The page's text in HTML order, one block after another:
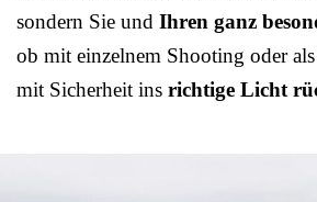
sondern Sie und Ihren ganz
ob mit einzelnem Shooting oder
mit Sicherheit ins richtige Licht